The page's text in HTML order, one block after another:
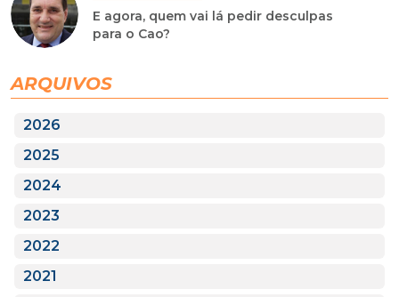
E agora, quem vai lá pedir desculpas
para o Cao?
ARQUIVOS
2026
2025
2024
2023
2022
2021